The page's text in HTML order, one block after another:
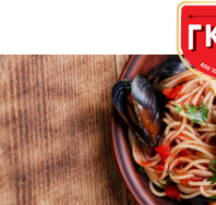
Η